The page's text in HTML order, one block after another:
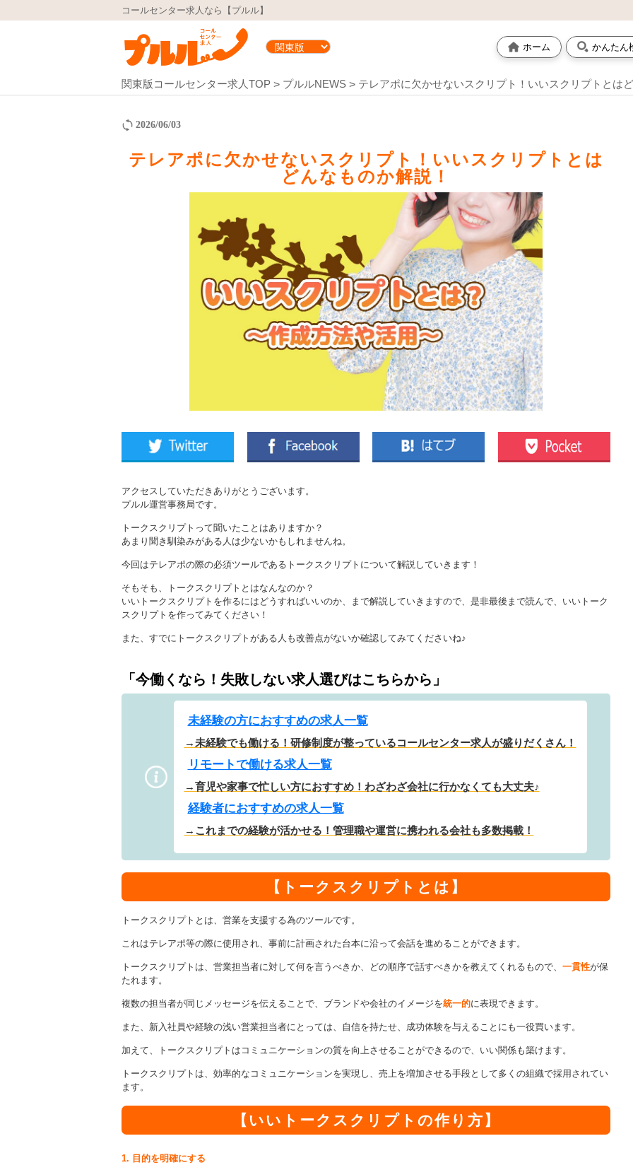
コールセンター求人なら【プルル】
ホーム かんたん
関東版コールセンター求人TOP プルルNEWS テレアポに欠かせないスクリプト！いいスクリプトとは
2026/06/03
テレアポに欠かせないスクリプト！いいスクリプトとは
どんなものか解説！
アクセスしていただきありがとうございます。
プルル運営事務局です。
トークスクリプトって聞いたことはありますか？
あまり聞き馴染みがある人は少ないかもしれませんね。
今回はテレアポの際の必須ツールであるトークスクリプトについて解説していきます！
そもそも、トークスクリプトとはなんなのか？
いいトークスクリプトを作るにはどうすればいいのか、まで解説していきますので、 是非最後まで読んで、いいトーク
スクリプトを作ってみてください！
また、すでにトークスクリプトがある人も改善点がないか確認してみてくださいね♪
「今働くなら！失敗しない求人選びはこちらから」
未経験の方におすすめの求人一覧
→未経験でも働ける！研修制度が整っているコールセンター求人が盛りだくさん！
リモートで働ける求人一覧
→育児や家事で忙しい方におすすめ！わざわざ会社に行かなくても大丈夫♪
経験者におすすめの求人一覧
→これまでの経験が活かせる！管理職や運営に携われる会社も多数掲載！
【トークスクリプトとは】
トークスクリプトとは、営業を支援する為のツールです。
これはテレアポ等の際に使用され、事前に計画された台本に沿って会話を進めることができます。
トークスクリプトは、営業担当者に対して何を言うべきか、どの順序で話すべきかを教えてくれるもので、 一貫性が保
たれます。
複数の担当者が同じメッセージを伝えることで、ブランドや会社のイメージを統一的に表現できます。
また、新入社員や経験の浅い営業担当者にとっては、自信を持たせ、成功体験を与えることにも一役買います。
加えて、トークスクリプトはコミュニケーションの質を向上させることができるので、いい関係も築けます。
トークスクリプトは、効率的なコミュニケーションを実現し、売上を増加させる手段として多くの組織で採用されてい
ます。
【いいトークスクリプトの作り方】
1. 目的を明確にする